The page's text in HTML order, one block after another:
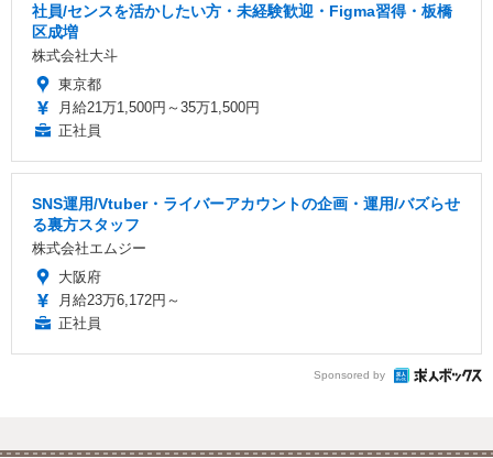
社員/センスを活かしたい方・未経験歓迎・Figma習得・板橋
区成増
株式会社大斗
東京都
月給21万1,500円～35万1,500円
正社員
SNS運用/Vtuber・ライバーアカウントの企画・運用/バズらせ
る裏方スタッフ
株式会社エムジー
大阪府
月給23万6,172円～
正社員
Sponsored by